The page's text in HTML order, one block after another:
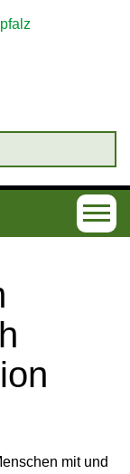
T
o
v
mit und